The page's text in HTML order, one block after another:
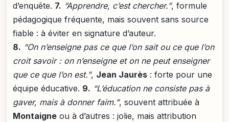
d’enquête. 7. “Apprendre, c’est chercher.”, formule
pédagogique fréquente, mais souvent sans source
fiable : à éviter en signature d’auteur.
8. “On n’enseigne pas ce que l’on sait ou ce que l’on
croit savoir : on n’enseigne et on ne peut enseigner
que ce que l’on est.”, Jean Jaurès : forte pour une
équipe éducative. 9. “L’éducation ne consiste pas à
gaver, mais à donner faim.”, souvent attribuée à
Montaigne ou à d’autres : jolie, mais attribution